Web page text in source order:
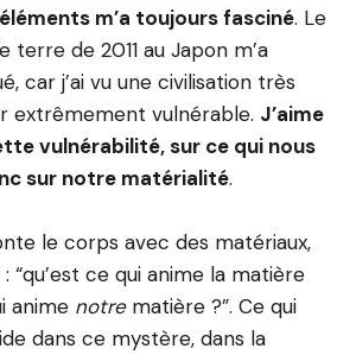
m’a toujours fasciné. Le
de 2011 au Japon m’a
car j’ai vu une civilisation très
extrêmement vulnérable. J’aime
vulnérabilité, sur ce qui nous
sur notre matérialité.
le corps avec des matériaux,
“qu’est ce qui anime la matière
anime notrematière ?”. Ce qui
dans ce mystère, dans la